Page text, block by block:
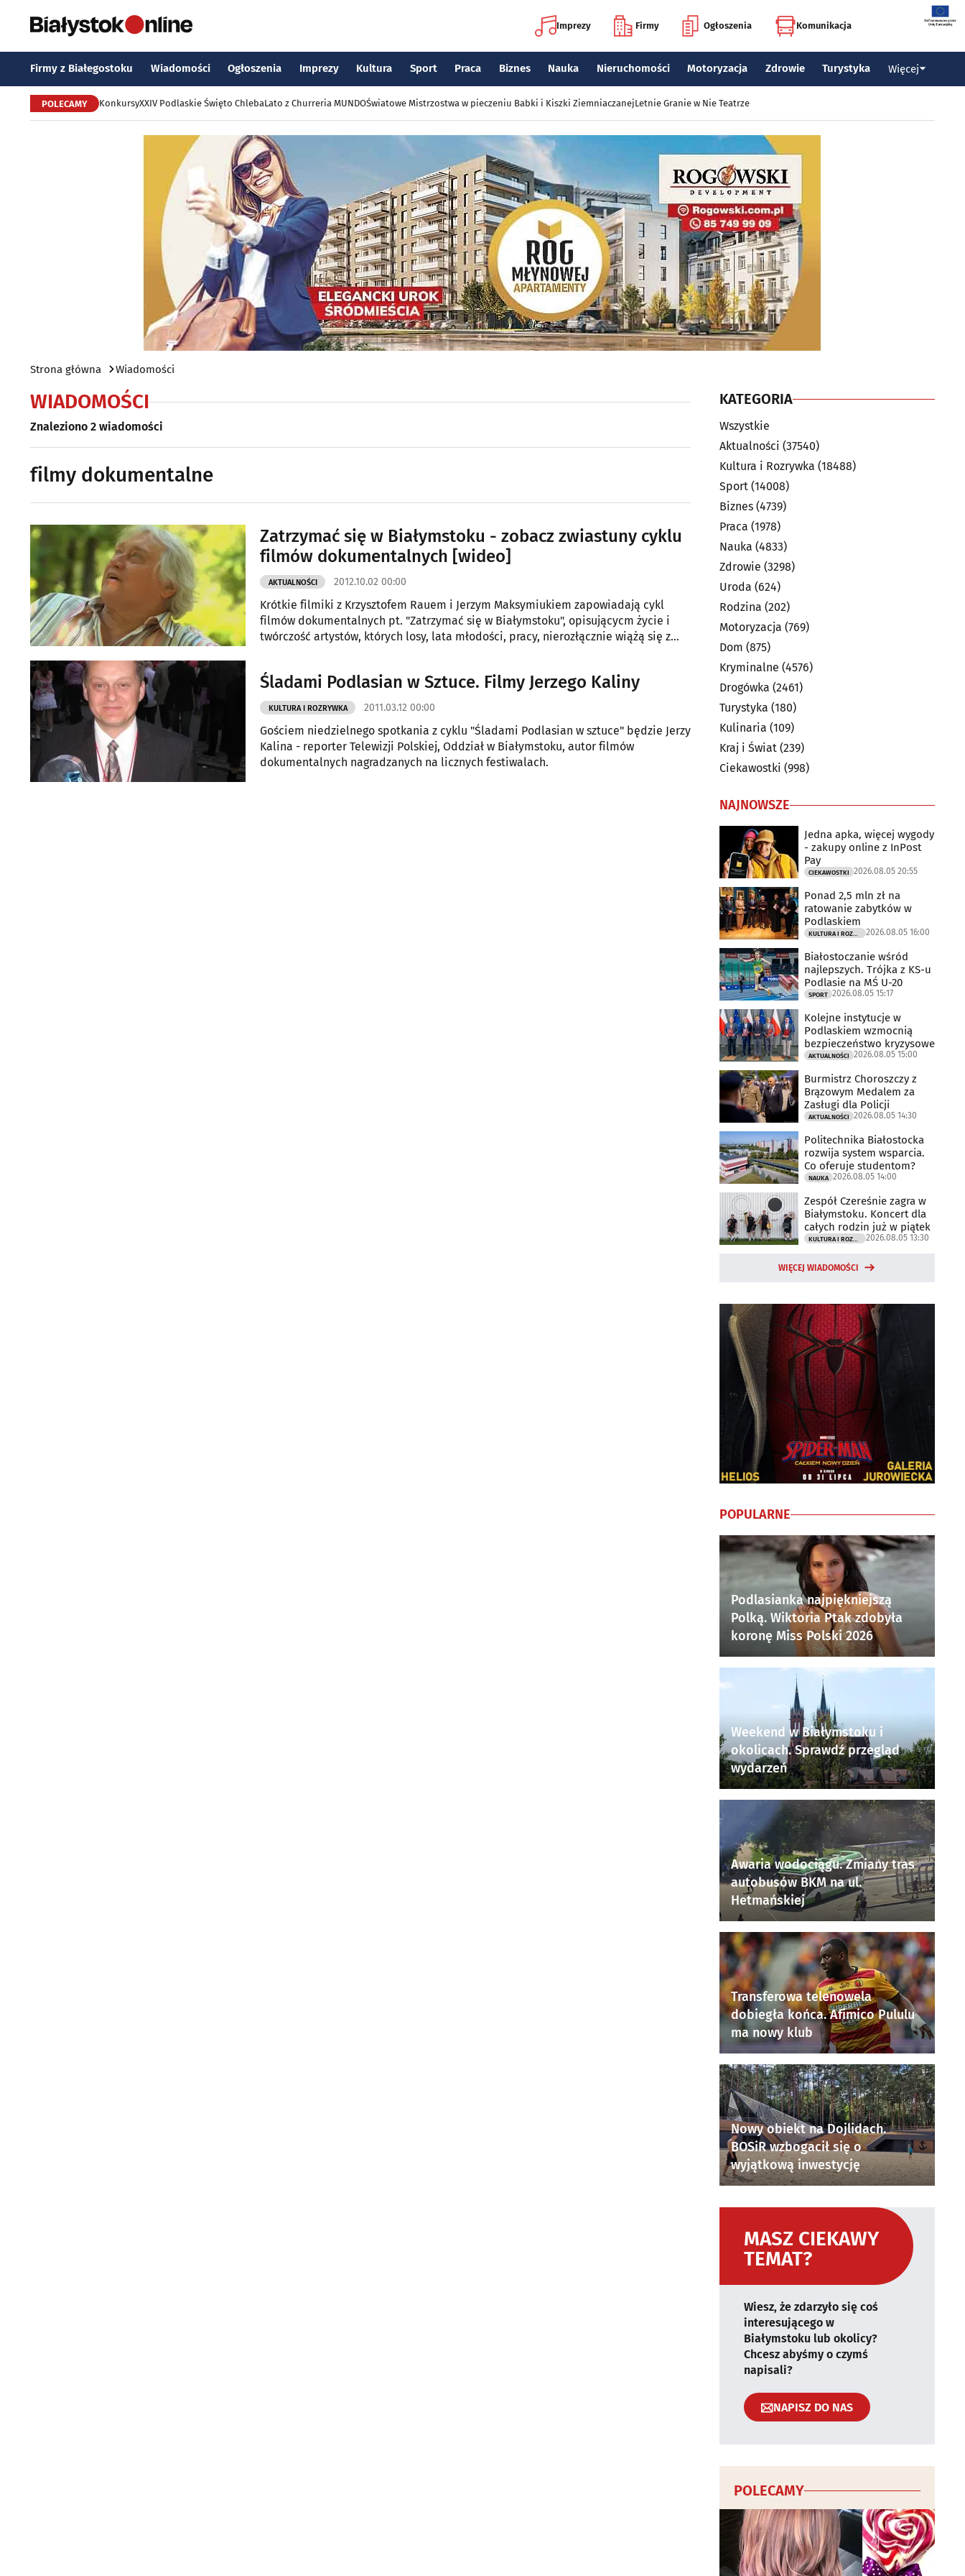
Imprezy Firmy Ogłoszenia Komunikacja
Firmy z Białegostoku Wiadomości Ogłoszenia Imprezy Kultura Sport Praca Biznes Nauka Nieruchomości Motoryzacja Zdrowie Turystyka Więcej
POLECAMY KonkursyXXIV Podlaskie Święto ChlebaLato z Churreria MUNDOŚwiatowe Mistrzostwa w pieczeniu Babki i Kiszki ZiemniaczanejLetnie Granie w Nie Teatrze
Strona główna Wiadomości
WIADOMOŚCI
Znaleziono 2 wiadomości
filmy dokumentalne
Zatrzymać się w Białymstoku - zobacz zwiastuny cyklu
filmów dokumentalnych [wideo]
AKTUALNOŚCI 2012.10.02 00:00
Krótkie filmiki z Krzysztofem Rauem i Jerzym Maksymiukiem zapowiadają cykl
filmów dokumentalnych pt. "Zatrzymać się w Białymstoku", opisującycm życie i
twórczość artystów, których losy, lata młodości, pracy, nierozłącznie wiążą się z
Śladami Podlasian w Sztuce. Filmy Jerzego Kaliny
KULTURA I ROZRYWKA 2011.03.12 00:00
Gościem niedzielnego spotkania z cyklu "Śladami Podlasian w sztuce" będzie Jerzy
Kalina - reporter Telewizji Polskiej, Oddział w Białymstoku, autor filmów
dokumentalnych nagradzanych na licznych festiwalach.
KATEGORIA
Wszystkie
Aktualności (37540)
Kultura i Rozrywka (18488)
Sport (14008)
Biznes (4739)
Praca (1978)
Nauka (4833)
Zdrowie (3298)
Uroda (624)
Rodzina (202)
Motoryzacja (769)
Dom (875)
Kryminalne (4576)
Drogówka (2461)
Turystyka (180)
Kulinaria (109)
Kraj i Świat (239)
Ciekawostki (998)
NAJNOWSZE
Jedna apka, więcej wygody
- zakupy online z InPost
Pay
CIEKAWOSTKI 2026.08.05 20:55
Ponad 2,5 mln zł na
ratowanie zabytków w
Podlaskiem
2026.08.05 16:00
Białostoczanie wśród
najlepszych. Trójka z KS-u
Podlasie na MŚ U-20
SPORT 2026.08.05 15:17
Kolejne instytucje w
Podlaskiem wzmocnią
bezpieczeństwo kryzysowe
AKTUALNOŚCI 2026.08.05 15:00
Burmistrz Choroszczy z
Brązowym Medalem za
Zasługi dla Policji
AKTUALNOŚCI 2026.08.05 14:30
Politechnika Białostocka
rozwija system wsparcia.
Co oferuje studentom?
NAUKA 2026.08.05 14:00
Zespół Czereśnie zagra w
Białymstoku. Koncert dla
całych rodzin już w piątek
2026.08.05 13:30
WIĘCEJ WIADOMOŚCI
POPULARNE
Podlasianka najpiękniejszą
Polką. Wiktoria Ptak zdobyła
koronę Miss Polski 2026
Weekend w Białymstoku i
okolicach. Sprawdź przegląd
wydarzeń
Awaria wodociągu. Zmiany tras
autobusów BKM na ul.
Hetmańskiej
Transferowa telenowela
dobiegła końca. Afimico Pululu
ma nowy klub
Nowy obiekt na Dojlidach.
BOSiR wzbogacił się o
wyjątkową inwestycję
MASZ CIEKAWY
TEMAT?
Wiesz, że zdarzyło się coś
interesującego w
Białymstoku lub okolicy?
Chcesz abyśmy o czymś
napisali?
NAPISZ DO NAS
POLECAMY